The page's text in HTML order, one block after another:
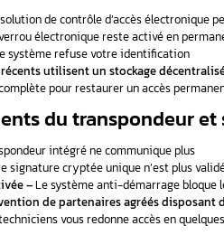
votre clé électronique ne
réagir face à une perte de
des technologies de
de sécurité et contrôle
en cas de
entretenir efficacement sa
et programmation de clés
Aurel Automobile –